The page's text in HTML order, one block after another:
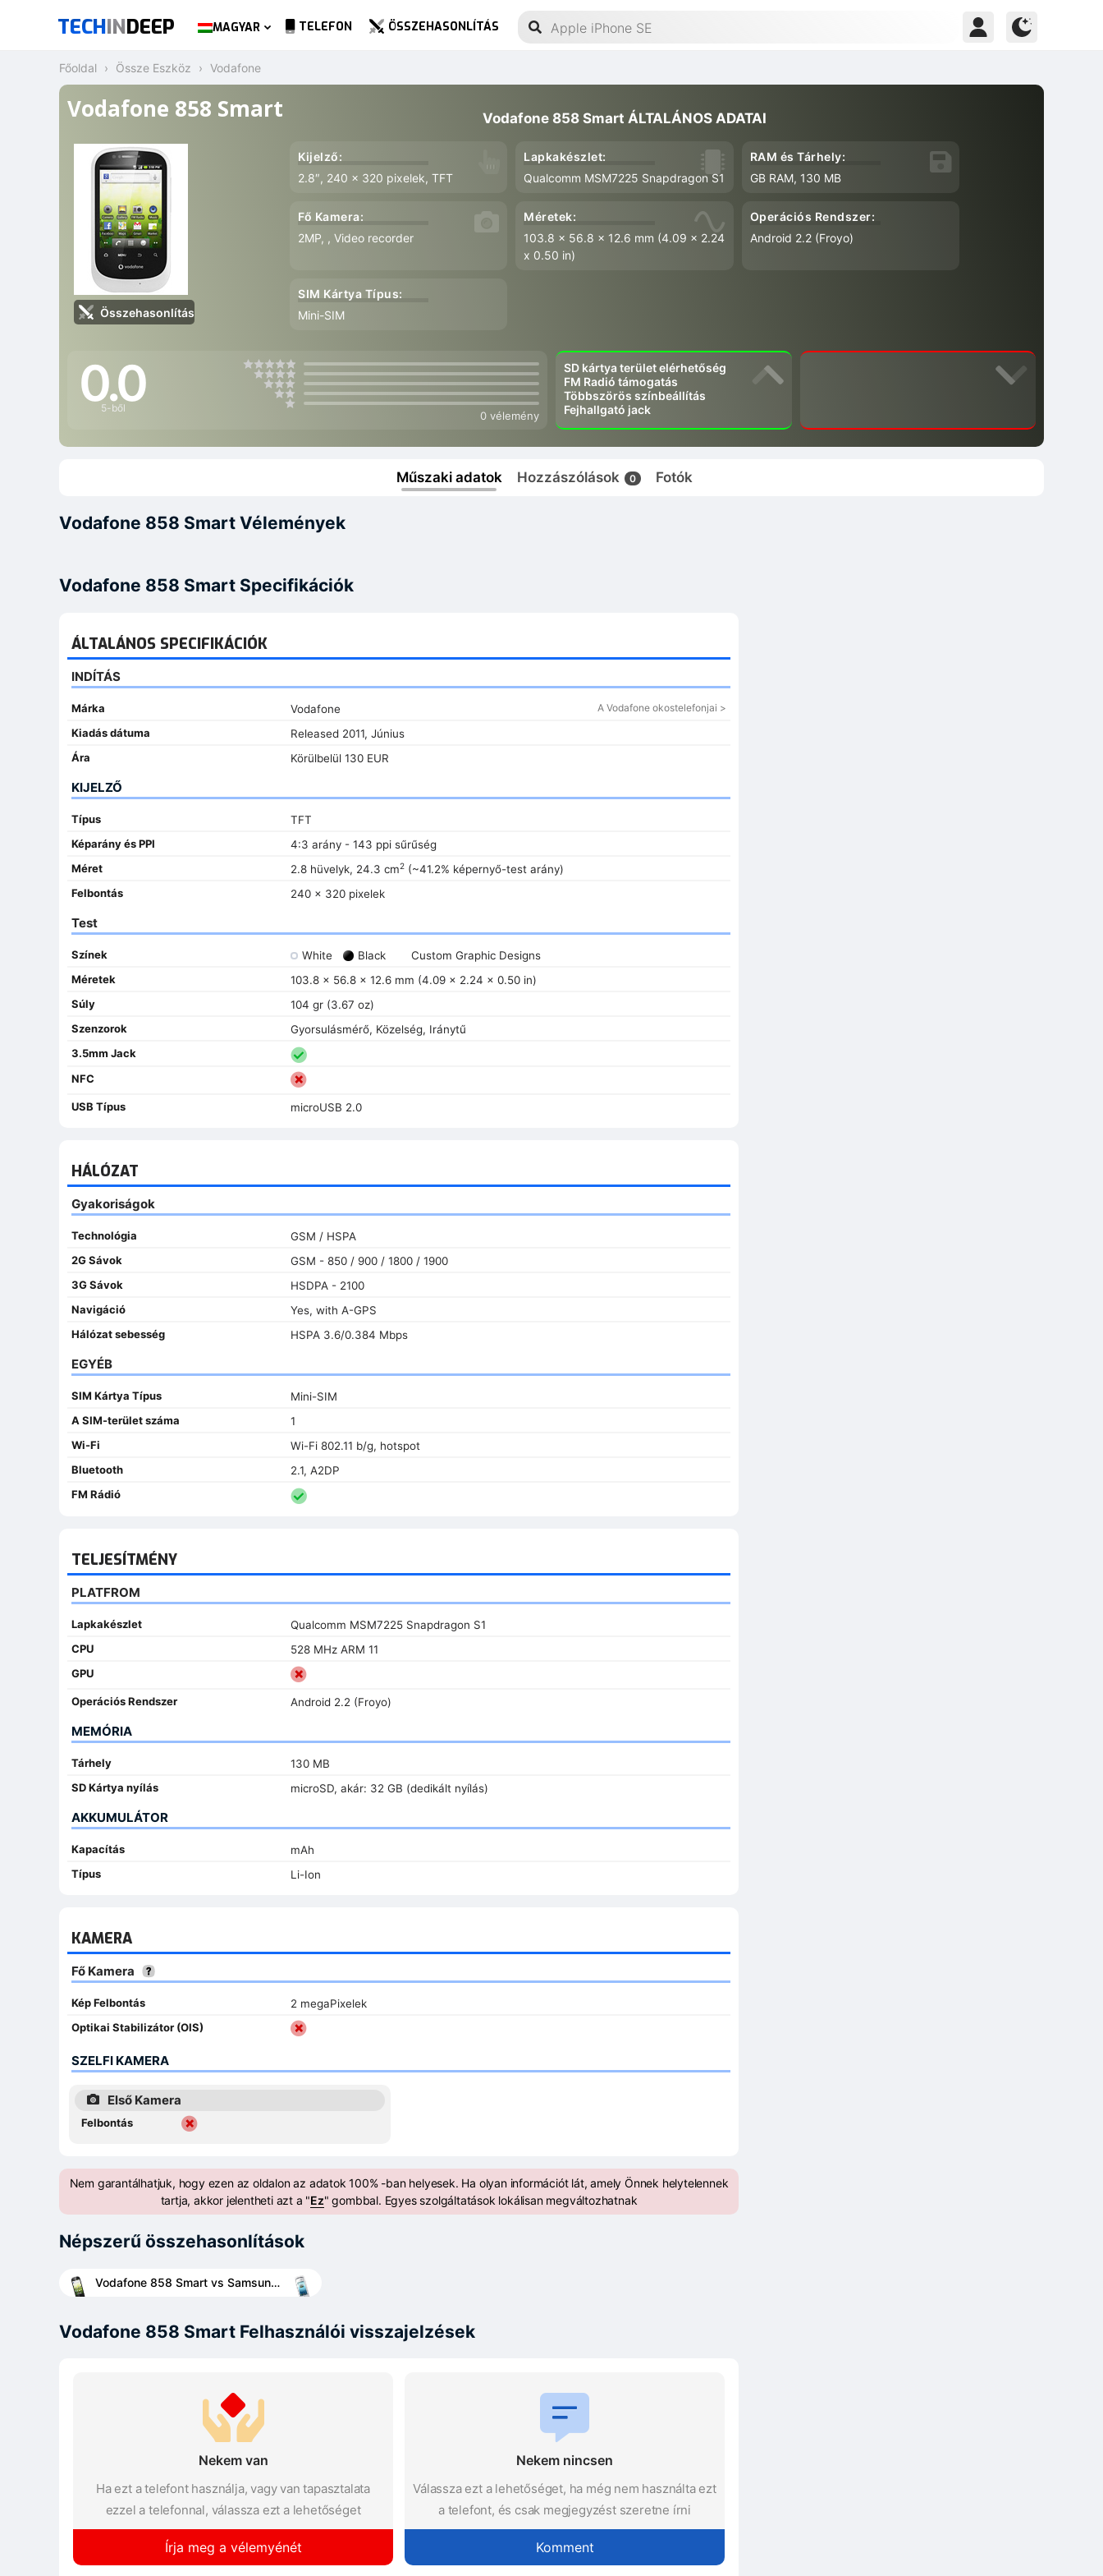
TECHINDEEP MAGYAR TELEFON ÖSSZEHASONLÍTÁS
Főoldal Össze Eszköz Vodafone
Vodafone 858 Smart
Összehasonlítás
Vodafone 858 Smart ÁLTALÁNOS ADATAI
Kijelző:
2.8″, 240 x 320 pixelek, TFT
Lapkakészlet:
Qualcomm MSM7225 Snapdragon S1
RAM és Tárhely:
GB RAM, 130 MB
Fő Kamera:
2MP, , Video recorder
Méretek:
103.8 x 56.8 x 12.6 mm (4.09 x 2.24
x 0.50 in)
Operációs Rendszer:
Android 2.2 (Froyo)
SIM Kártya Típus:
Mini-SIM
0.0
5-ből
0 vélemény
SD kártya terület elérhetőség
FM Radió támogatás
Többszörös színbeállítás
Fejhallgató jack
Műszaki adatok Hozzászólások 0 Fotók
Vodafone 858 Smart Vélemények
Vodafone 858 Smart Specifikációk
ÁLTALÁNOS SPECIFIKÁCIÓK
INDÍTÁS
Márka Vodafone A Vodafone okostelefonjai >
Kiadás dátuma
Released 2011, Június
Ára
Körülbelül 130 EUR
KIJELZŐ
Típus
TFT
Képarány és PPI
4:3 arány - 143 ppi sűrűség
Méret
2.8 hüvelyk, 24.3 cm2(~41.2% képernyő-test arány)
Felbontás
240 x 320 pixelek
Test
Színek White Black
Custom Graphic Designs
Méretek
103.8 x 56.8 x 12.6 mm (4.09 x 2.24 x 0.50 in)
Súly
104 gr (3.67 oz)
Szenzorok
Gyorsulásmérő, Közelség, Iránytű
3.5mm Jack
NFC
USB Típus microUSB 2.0
HÁLÓZAT
Gyakoriságok
Technológia
GSM / HSPA
2G Sávok
GSM - 850 / 900 / 1800 / 1900
3G Sávok
HSDPA - 2100
Navigáció
Yes, with A-GPS
Hálózat sebesség
HSPA 3.6/0.384 Mbps
EGYÉB
SIM Kártya Típus
Mini-SIM
A SIM-terület száma
1
Wi-Fi
Wi-Fi 802.11 b/g, hotspot
Bluetooth
2.1, A2DP
FM Rádió
TELJESÍTMÉNY
PLATFROM
Lapkakészlet
Qualcomm MSM7225 Snapdragon S1
CPU
528 MHz ARM 11
GPU
Operációs Rendszer Android 2.2 (Froyo)
MEMÓRIA
Tárhely
130 MB
SD Kártya nyílás
microSD, akár: 32 GB (dedikált nyílás)
AKKUMULÁTOR
Kapacítás
mAh
Típus
Li-Ion
KAMERA
Fő Kamera
Kép Felbontás
2 megaPixelek
Optikai Stabilizátor (OIS)
SZELFI KAMERA
Első Kamera
Felbontás
Nem garantálhatjuk, hogy ezen az oldalon az adatok 100% -ban helyesek. Ha olyan információt lát, amely Önnek helytelennek
tartja, akkor jelentheti azt a "Ez" gombbal. Egyes szolgáltatások lokálisan megváltozhatnak
Népszerű összehasonlítások
Vodafone 858 Smart vs Samsung Champ Neo Duos C3262
Vodafone 858 Smart Felhasználói visszajelzések
Nekem van
Ha ezt a telefont használja, vagy van tapasztalata
ezzel a telefonnal, válassza ezt a lehetőséget
Írja meg a vélemyénét
Nekem nincsen
Válassza ezt a lehetőséget, ha még nem használta ezt
a telefont, és csak megjegyzést szeretne írni
Komment